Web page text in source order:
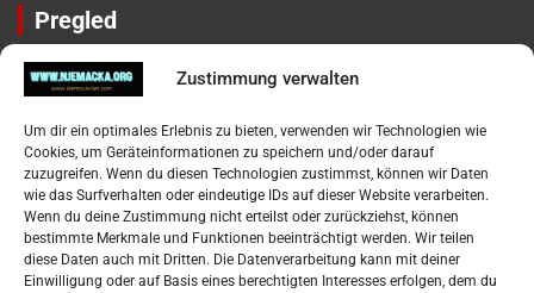
Zustimmung verwalten
Um dir ein optimales Erlebnis zu bieten, verwenden wir Technologien wie
Cookies, um Geräteinformationen zu speichern und/oder darauf
zuzugreifen. Wenn du diesen Technologien zustimmst, können wir Daten
wie das Surfverhalten oder eindeutige IDs auf dieser Website verarbeiten.
Wenn du deine Zustimmung nicht erteilst oder zurückziehst, können
bestimmte Merkmale und Funktionen beeinträchtigt werden. Wir teilen
diese Daten auch mit Dritten. Die Datenverarbeitung kann mit deiner
Einwilligung oder auf Basis eines berechtigten Interesses erfolgen, dem du
Pregled
Impressum
Datenschutzerklärung
Widerufsbelehrung
Oglašavanje / Postavite svoj oglas
Tko je “Idemo u Svijet – Njemačka?
Pretražite stranicu: